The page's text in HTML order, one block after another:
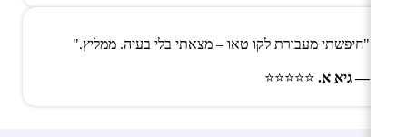
"חיפשתי מעבורת לקו טאו – מצאתי בלי בעיה. ממליץ."
— גיא א. ⭐⭐⭐⭐⭐